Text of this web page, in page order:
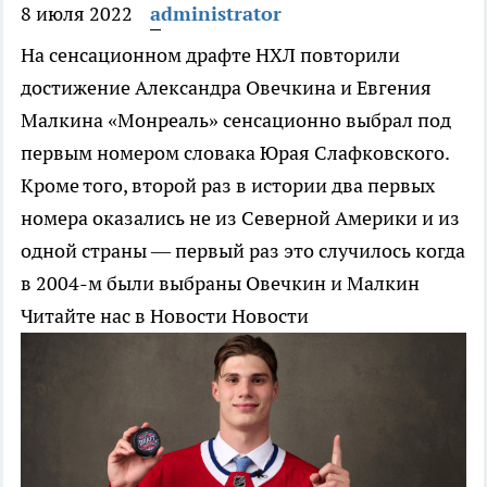
8 июля 2022
administrator
На сенсационном драфте НХЛ повторили
достижение Александра Овечкина и Евгения
Малкина «Монреаль» сенсационно выбрал под
первым номером словака Юрая Слафковского.
Кроме того, второй раз в истории два первых
номера оказались не из Северной Америки и из
одной страны — первый раз это случилось когда
в 2004-м были выбраны Овечкин и Малкин
Читайте нас в Новости Новости